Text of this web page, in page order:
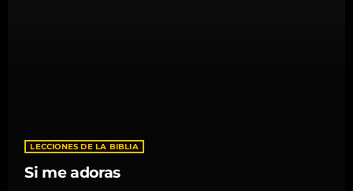
LECCIONES DE LA BIBLIA
Si me adoras